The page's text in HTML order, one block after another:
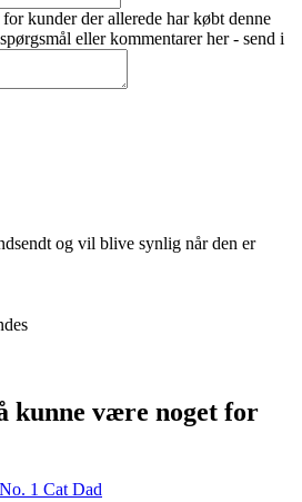
kunder der allerede har købt denne
eller kommentarer her - send i
og vil blive synlig når den er
kunne være noget for